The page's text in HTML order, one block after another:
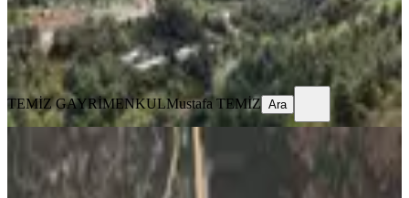
TEMİZ GAYRİMENKULMustafa TEMİZ
Ara
TEMİZ GAYRİMENKULMustafa TEMİZ Ara
Osmangazi Doğancı Mah. Ana Yola
50m Mesafede 509 M2 Tarla